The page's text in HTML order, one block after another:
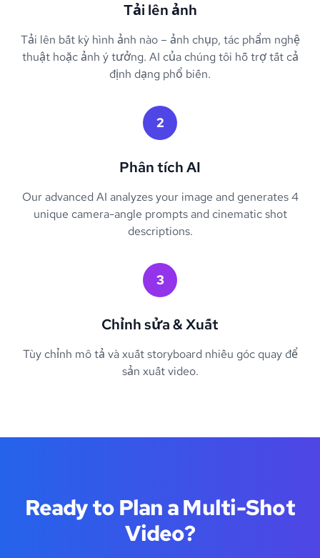
Tải lên ảnh
Tải lên bất kỳ hình ảnh nào – ảnh chụp, tác phẩm nghệ
thuật hoặc ảnh ý tưởng. AI của chúng tôi hỗ trợ tất cả
định dạng phổ biến.
2
Phân tích AI
Our advanced AI analyzes your image and generates 4
unique camera-angle prompts and cinematic shot
descriptions.
3
Chỉnh sửa & Xuất
Tùy chỉnh mô tả và xuất storyboard nhiều góc quay để
sản xuất video.
Ready to Plan a Multi-Shot
Video?